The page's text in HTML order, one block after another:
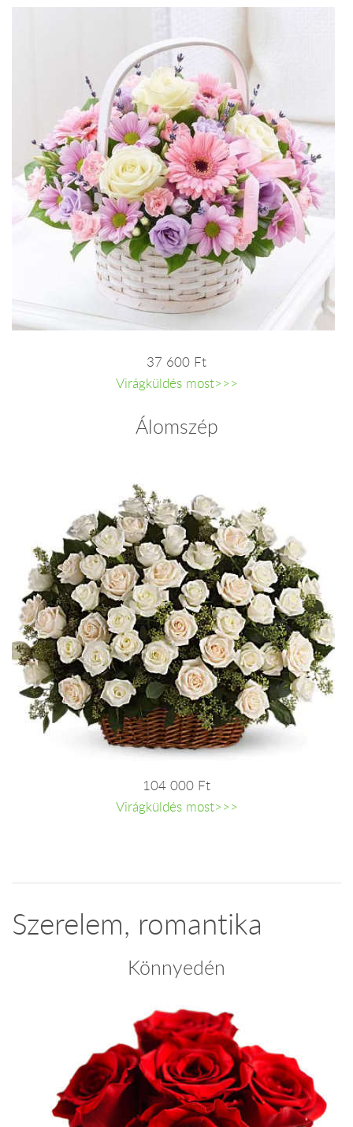
37 600 Ft
Virágküldés most>>>
Álomszép
104 000 Ft
Virágküldés most>>>
Szerelem, romantika
Könnyedén